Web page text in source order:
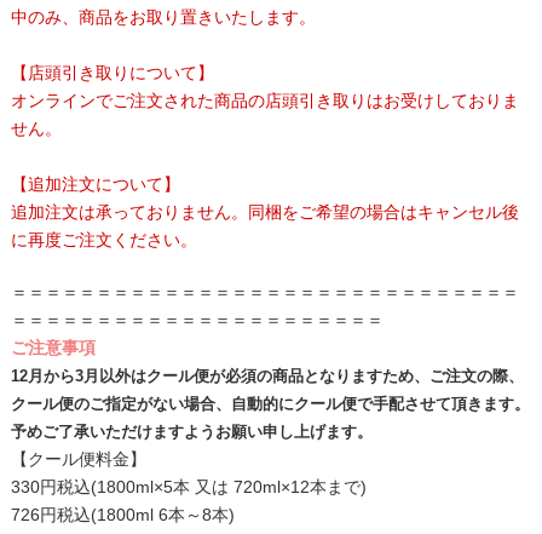
中のみ、商品をお取り置きいたします。
【店頭引き取りについて】
オンラインでご注文された商品の店頭引き取りはお受けしておりま
せん。
【追加注文について】
追加注文は承っておりません。同梱をご希望の場合はキャンセル後
に再度ご注文ください。
＝＝＝＝＝＝＝＝＝＝＝＝＝＝＝＝＝＝＝＝＝＝＝＝＝＝＝＝＝＝
＝＝＝＝＝＝＝＝＝＝＝＝＝＝＝＝＝＝＝＝＝＝
ご注意事項
12月から3月以外はクール便が必須の商品となりますため、ご注文の際、
クール便のご指定がない場合、自動的にクール便で手配させて頂きます。
予めご了承いただけますようお願い申し上げます。
【クール便料金】
330円税込(1800ml×5本 又は 720ml×12本まで)
726円税込(1800ml 6本～8本)